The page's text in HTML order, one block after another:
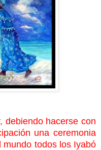
debiendo hacerse con
una ceremonia
todos los Iyabó